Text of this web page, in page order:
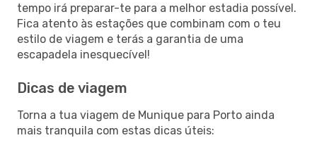
tempo irá preparar-te para a melhor estadia possível.
Fica atento às estações que combinam com o teu
estilo de viagem e terás a garantia de uma
escapadela inesquecível!
Dicas de viagem
Torna a tua viagem de Munique para Porto ainda
mais tranquila com estas dicas úteis: